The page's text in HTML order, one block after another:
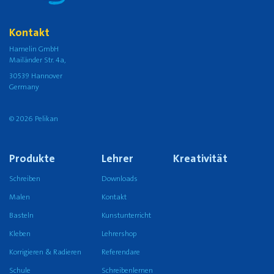
Kontakt
Hamelin GmbH
Mailänder Str. 4a,
30539 Hannover
Germany
© 2026 Pelikan
Produkte
Schreiben
Malen
Basteln
Kleben
Korrigieren & Radieren
Schule
Lehrer
Downloads
Kontakt
Kunstunterricht
Lehrershop
Referendare
Schreibenlernen
Kreativität